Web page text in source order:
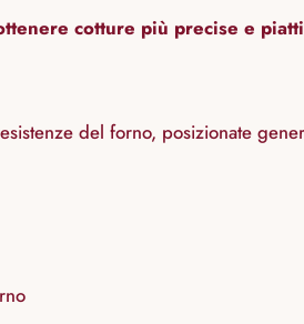
cotture più precise e
del forno, posizionate